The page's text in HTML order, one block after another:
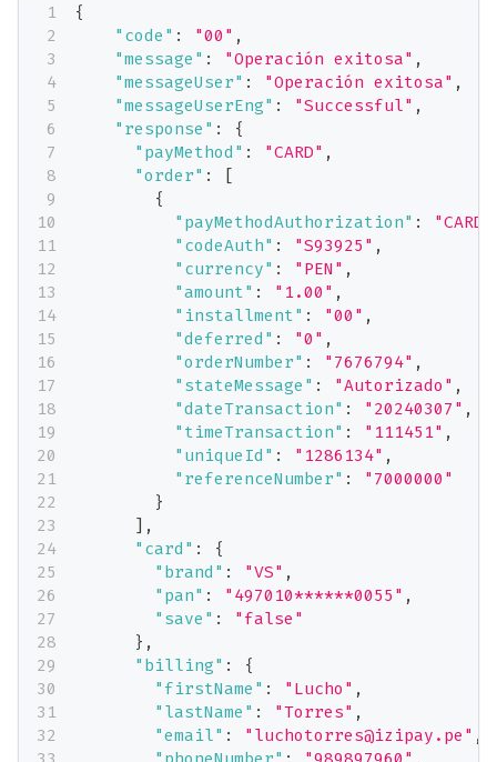
{
"code" : "00" ,
"message" : "Operación exitosa" ,
"messageUser" : "Operación exitosa" ,
"messageUserEng" : "Successful" ,
"response" :
{
"payMethod" : "CARD" ,
"order" :
[
{
"payMethodAuthorization" : "CARD"
"codeAuth" : "S93925" ,
"currency" : "PEN" ,
"amount" : "1.00" ,
"installment" : "00" ,
"deferred" : "0" ,
"orderNumber" : "7676794" ,
"stateMessage" : "Autorizado" ,
"dateTransaction" : "20240307" ,
"timeTransaction" : "111451" ,
"uniqueId" : "1286134" ,
"referenceNumber" :
"7000000"
}
] ,
"card" :
{
"brand" : "VS" ,
"pan" : "497010******0055" ,
"save" :
"false"
} ,
"billing" :
{
"firstName" : "Lucho" ,
"lastName" : "Torres" ,
"email" : "luchotorres@izipay.pe" ,